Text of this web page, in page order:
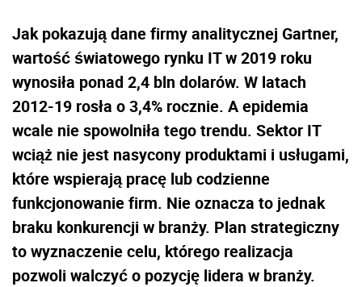
Jak pokazują dane firmy analitycznej Gartner,
wartość światowego rynku IT w 2019 roku
wynosiła ponad 2,4 bln dolarów. W latach
2012-19 rosła o 3,4% rocznie. A epidemia
wcale nie spowolniła tego trendu. Sektor IT
wciąż nie jest nasycony produktami i usługami,
które wspierają pracę lub codzienne
funkcjonowanie firm. Nie oznacza to jednak
braku konkurencji w branży. Plan strategiczny
to wyznaczenie celu, którego realizacja
pozwoli walczyć o pozycję lidera w branży.